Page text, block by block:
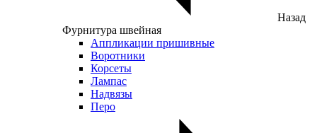
Назад
Фурнитура швейная
Аппликации пришивные
Воротники
Корсеты
Лампас
Надвязы
Перо